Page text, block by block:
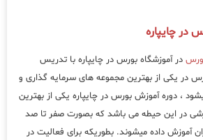
در چایپاره
در آموزشگاه بورس در چایپاره با تدریس
در یکی از بهترین مجموعه های سرمایه گذاری و
، دوره آموزش بورس در چایپاره یکی از بهترین
در این حیطه می باشد که بصورت صفر تا صد
آموزش داده میشوند. بطوریکه برای فعالیت در